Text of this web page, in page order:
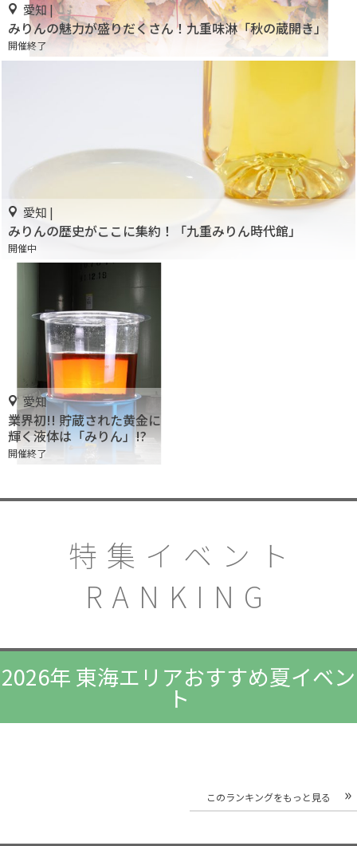
愛知 |
みりんの魅力が盛りだくさん！九重味淋「秋の蔵開き」
開催終了
愛知 |
みりんの歴史がここに集約！「九重みりん時代館」
開催中
愛知
業界初!! 貯蔵された黄金に
輝く液体は「みりん」!?
開催終了
特集イベント
RANKING
2026年 東海エリアおすすめ夏イベン
ト
このランキングをもっと見る